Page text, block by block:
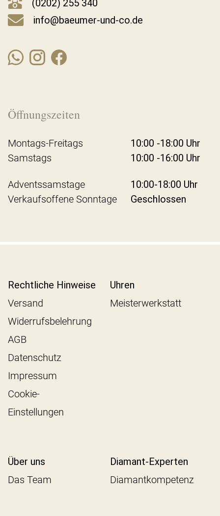
(0202) 255 340
info@baeumer-und-co.de
Öffnungszeiten
Montags-Freitags
10:00 -18:00 Uhr
Samstags
10:00 -16:00 Uhr
Adventssamstage
10:00-18:00 Uhr
Verkaufsoffene Sonntage
Geschlossen
Rechtliche Hinweise
Versand
Widerrufsbelehrung
AGB
Datenschutz
Impressum
Cookie-
Einstellungen
Uhren
Meisterwerkstatt
Über uns
Das Team
Diamant-Experten
Diamantkompetenz